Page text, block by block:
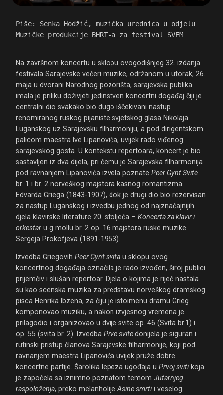
Piše: Senka Hodžić, muzička urednica u odjelu
Muzičke produkcije BHRT-a za festival SVEM
Na završnom koncertu u sklopu ovogodišnjeg 32. izdanja
festivala Sarajevske večeri muzike, održanom u utorak, 26.
maja u dvorani Narodnog pozorišta, sarajevska publika
imala je priliku doživjeti jedinstven koncertni događaj čiji je
centralni dio svakako bio dugo iščekivani nastup
renomiranog ruskog pijaniste svjetskog glasa Nikolaja
Luganskog uz Sarajevsku filharmoniju, a pod dirigentskom
palicom maestra Ive Lipanovića, uvijek rado viđenog
sarajevskog gosta. U kontekstu repertoara, koncert je bio
sastavljen iz dva dijela, pri čemu je Sarajevska filharmonija
pod ravnanjem Lipanovića izvela poznatePeer Gynt Svite
br. 1 i br. 2 norveškog majstora kasnog romantizma
Edvarda Griega (1843-1907), dok je drugi dio bio rezervisan
za nastup Luganskog i izvedbu jednog od najznačajnijih
djela klavirske literature 20. stoljeća –Koncerta za klavir i
orkestar u g mollu br. 2 op. 16 majstora ruske muzike
Sergeja Prokofjeva (1891-1953).
Izvedba GriegovihPeer Gynt svita u sklopu ovog
koncertnog događaja označila je rado izvođen, široj publici
prijemčiv i slušan repertoar. Djela o kojima je riječ nastala
su kao scenska muzika za predstavu norveškog dramskog
pisca Henrika Ibzena, za čiju je istoimenu dramu Grieg
komponovao muziku, a nakon izvjesnog vremena je
prilagodio i organizovao u dvije svite op. 46 (Svita br.1) i
op. 55 (svita br. 2). IzvedbaPrve svitedonijela je siguran i
rutinski pristup članova Sarajevske filharmonije, koji pod
ravnanjem maestra Lipanovića uvijek pruže dobre
koncertne partije. Šarolika lepeza ugođaja uPrvoj svitikoja
je započela sa iznimno poznatom temomJutarnjeg
raspoloženja, preko melanholijeAsine smrtii veselog